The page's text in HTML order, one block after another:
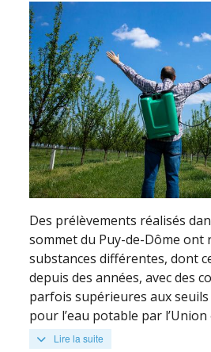
Des prélèvements réalisés
sommet du Puy-de-Dôme ont
substances différentes, dont
depuis des années, avec des
parfois supérieures aux
pour l’eau potable par
Lire la suite